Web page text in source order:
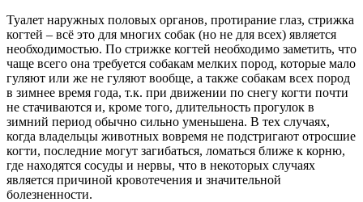
Туалет наружных половых органов, протирание глаз, стрижка
когтей – всё это для многих собак (но не для всех) является
необходимостью. По стрижке когтей необходимо заметить, что
чаще всего она требуется собакам мелких пород, которые мало
гуляют или же не гуляют вообще, а также собакам всех пород
в зимнее время года, т.к. при движении по снегу когти почти
не стачиваются и, кроме того, длительность прогулок в
зимний период обычно сильно уменьшена. В тех случаях,
когда владельцы животных вовремя не подстригают отросшие
когти, последние могут загибаться, ломаться ближе к корню,
где находятся сосуды и нервы, что в некоторых случаях
является причиной кровотечения и значительной
болезненности.